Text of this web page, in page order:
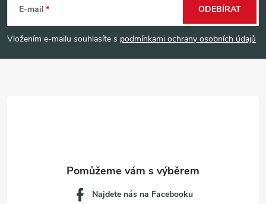
p
a
E-mail
Vložením e-mailu souhlasíte s podmínkami ochrany osobních údajů
ODEBÍRAT
Najdete nás na Facebooku